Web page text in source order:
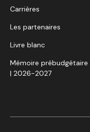
Carrières
Les partenaires
Livre blanc
Mémoire prébudgétaire
| 2026-2027